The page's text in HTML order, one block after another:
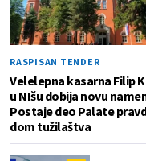
RASPISAN TENDER
Velelepna kasarna Filip
u NIšu dobija novu
Postaje deo Palate
dom tužilaštva